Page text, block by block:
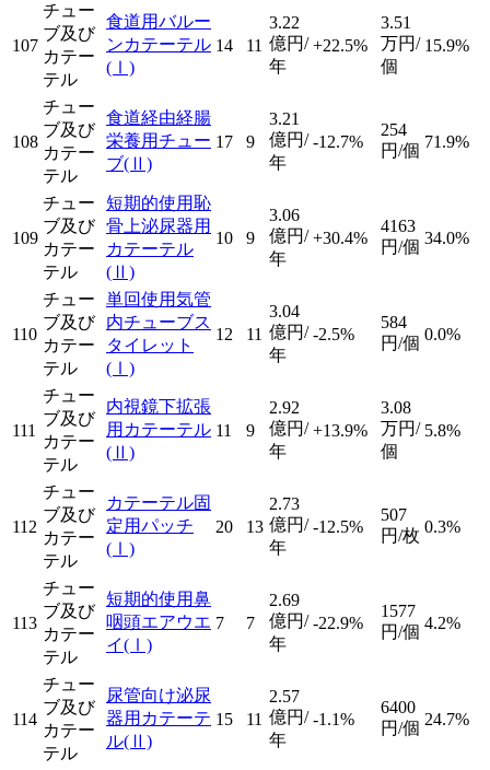
107
チュー
ブ及び
カテー
テル
食道用バルー
ンカテーテル
(Ⅰ)
14 11
3.22
億円/
年
+22.5%
3.51
万円/
個
15.9%
108
チュー
ブ及び
カテー
テル
食道経由経腸
栄養用チュー
ブ(Ⅱ)
17 9
3.21
億円/
年
-12.7%
254
円/個 71.9%
109
チュー
ブ及び
カテー
テル
短期的使用恥
骨上泌尿器用
カテーテル
(Ⅱ)
10 9
3.06
億円/
年
+30.4%
4163
円/個 34.0%
110
チュー
ブ及び
カテー
テル
単回使用気管
内チューブス
タイレット
(Ⅰ)
12 11
3.04
億円/
年
-2.5%
584
円/個 0.0%
111
チュー
ブ及び
カテー
テル
内視鏡下拡張
用カテーテル
(Ⅱ)
11 9
2.92
億円/
年
+13.9%
3.08
万円/
個
5.8%
112
チュー
ブ及び
カテー
テル
カテーテル固
定用パッチ
(Ⅰ)
20 13
2.73
億円/
年
-12.5%
507
円/枚 0.3%
113
チュー
ブ及び
カテー
テル
短期的使用鼻
咽頭エアウエ
イ(Ⅰ)
7 7
2.69
億円/
年
-22.9%
1577
円/個 4.2%
114
チュー
ブ及び
カテー
テル
尿管向け泌尿
器用カテーテ
ル(Ⅱ)
15 11
2.57
億円/
年
-1.1%
6400
円/個 24.7%